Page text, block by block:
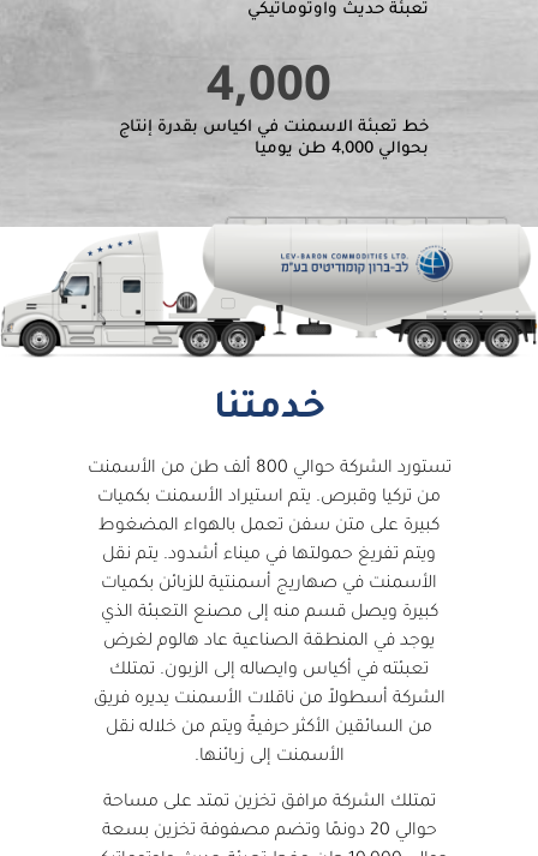
تعبئة حديث واوتوماتيكي
خط تعبئة الاسمنت في اكياس بقدرة إنتاج
بحوالي 4,000 طن يوميا
4,000
خدمتنا
تستورد الشركة حوالي 800 ألف طن من الأسمنت
من تركيا وقبرص. يتم استيراد الأسمنت بكميات
كبيرة على متن سفن تعمل بالهواء المضغوط
ويتم تفريغ حمولتها في ميناء أشدود. يتم نقل
الأسمنت في صهاريج أسمنتية للزبائن بكميات
كبيرة ويصل قسم منه إلى مصنع التعبئة الذي
يوجد في المنطقة الصناعية عاد هالوم لغرض
تعبئته في أكياس وايصاله إلى الزبون. تمتلك
الشركة أسطولاً من ناقلات الأسمنت يديره فريق
من السائقين الأكثر حرفيةً ويتم من خلاله نقل
الأسمنت إلى زبائنها.
تمتلك الشركة مرافق تخزين تمتد على مساحة
حوالي 20 دونمًا وتضم مصفوفة تخزين بسعة